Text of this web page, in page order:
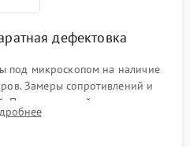
дефектовка
под микроскопом на наличие
Замеры сопротивлений и
Проверка цепей питания,
и видеочипа.